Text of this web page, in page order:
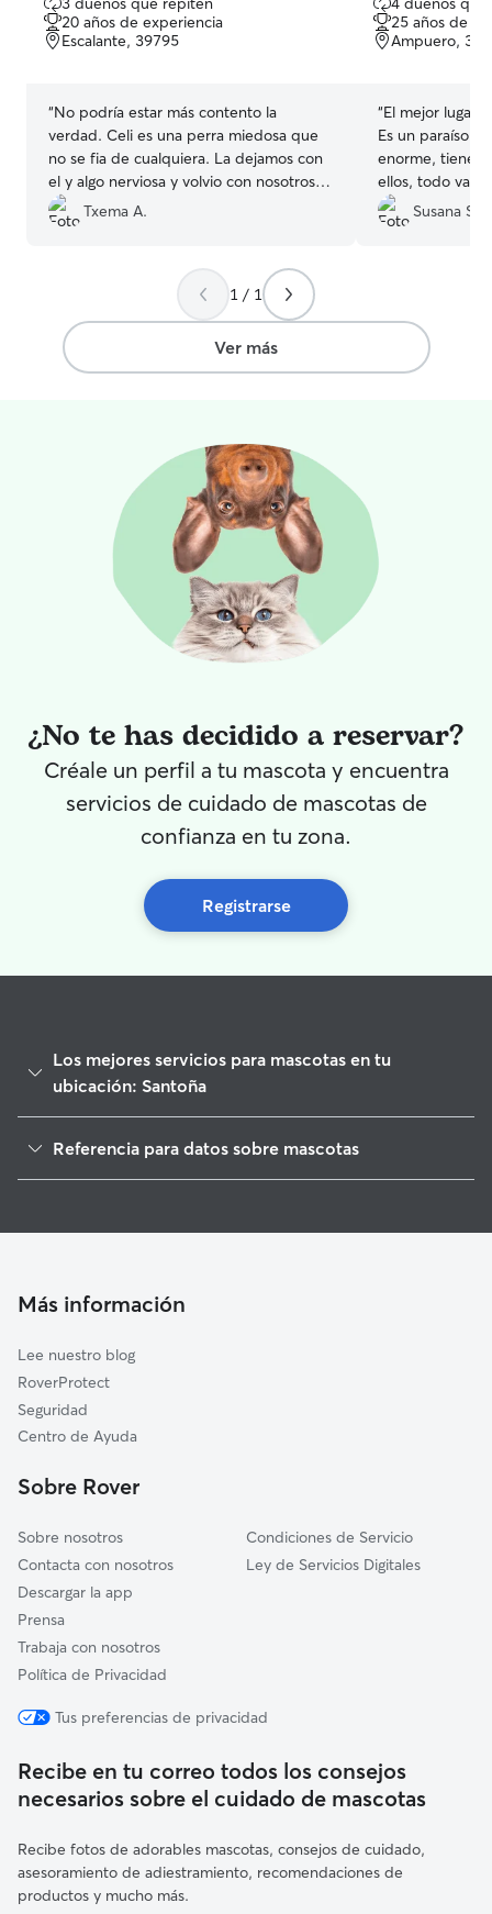
de
5
estrellas
20 años de experiencia
Escalante, 39795
“No podría estar más contento la
verdad. Celi es una perra miedosa que
no se fia de cualquiera. La dejamos con
el y algo nerviosa y volvio con nosotros
súper tranquila. También nos iba
enviando fotos y vídeos, sin nosotros
cuando no estás seguro de si lo está
pasando bien o mal. También estaba
algo preocupado de que Celi pudiese
ocasionar algún problema, como ladrar o
tener ansiedad... Y me da a mí que lo ha
Txema A.
de
5
estrellas
25 años de
Ampuero,
“El mejor lugar
Es un paraíso
enorme, tienen
ellos, todo
escapen… Deje
con ellos y
Susana S.
1 / 1
Ver más
¿No te has decidido a reservar?
Créale un perfil a tu mascota y encuentra
servicios de cuidado de mascotas de
confianza en tu zona.
Registrarse
Los mejores servicios para mascotas en tu
ubicación: Santoña
Cuidado de mascota en Santoña
Cuidadores de Perros en Santoña
Cuidadores de Gatos en Santoña
Referencia para datos sobre mascotas
Más información
Lee nuestro blog
RoverProtect
Seguridad
Centro de Ayuda
Sobre Rover
Sobre nosotros
Contacta con nosotros
Descargar la app
Prensa
Trabaja con nosotros
Política de Privacidad
Condiciones de Servicio
Ley de Servicios Digitales
Tus preferencias de privacidad
Recibe en tu correo todos los consejos
necesarios sobre el cuidado de mascotas
Recibe fotos de adorables mascotas, consejos de cuidado,
asesoramiento de adiestramiento, recomendaciones de
productos y mucho más.